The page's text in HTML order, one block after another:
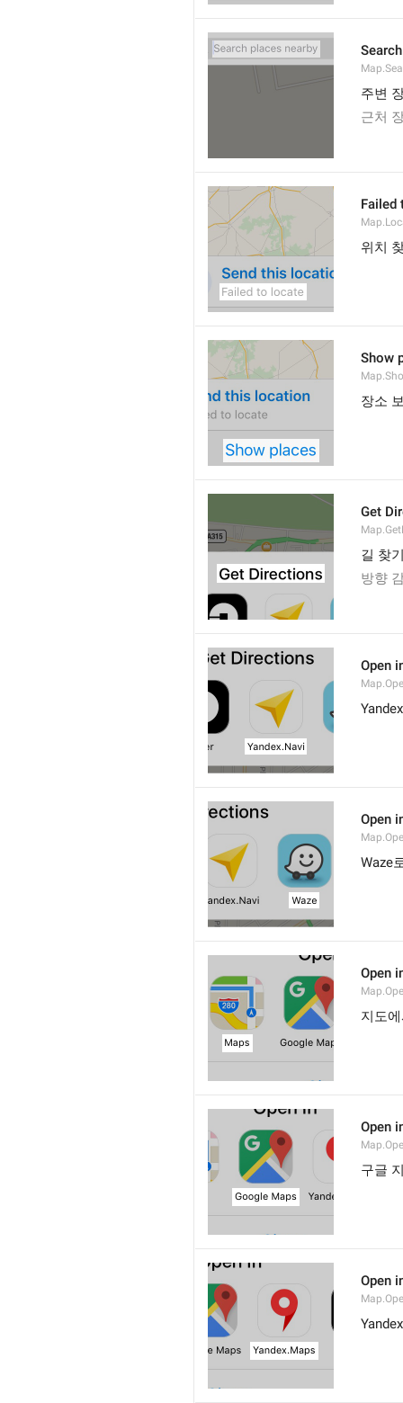
주변
근처
Failed
위치
Show
장소
Get
길 찾
방향
Open
Open
Waze
Open
지도
Open
구글
Open